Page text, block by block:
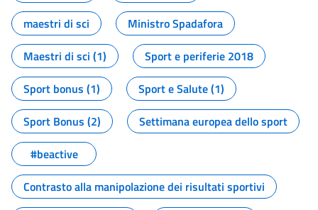
maestri di sci
Ministro Spadafora
Maestri di sci (1)
Sport e periferie 2018
Sport bonus (1)
Sport e Salute (1)
Sport Bonus (2)
Settimana europea dello sport
#beactive
Contrasto alla manipolazione dei risultati sportivi